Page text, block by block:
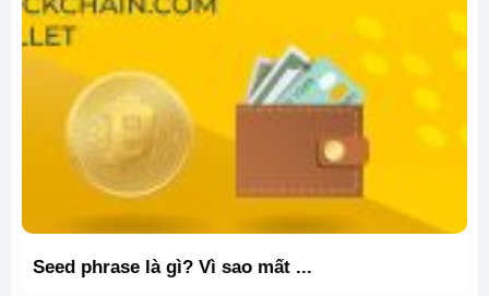
Seed phrase là gì? Vì sao mất ...